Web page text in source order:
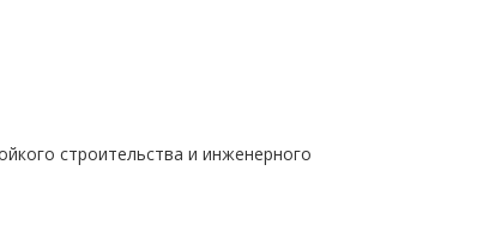
строительства и инженерного